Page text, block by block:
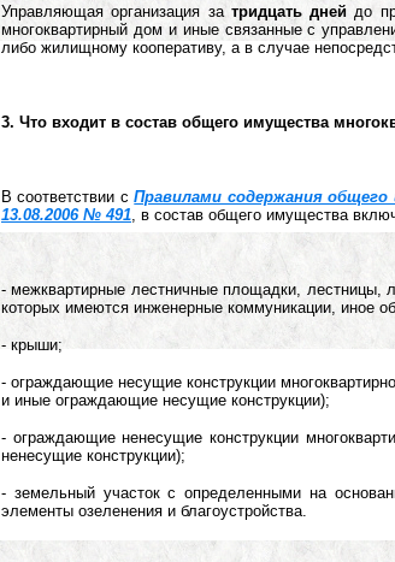
Управляющая организация за тридцать дней до
многоквартирный дом и иные связанные с
либо жилищному кооперативу, а в случае
3. Что входит в состав общего имущества
В соответствии сПравилами содержания
13.08.2006 № 491 , в состав общего имущества
- межквартирные лестничные площадки, лестницы,
которых имеются инженерные коммуникации, иное
- крыши;
- ограждающие несущие конструкции
и иные ограждающие несущие конструкции);
- ограждающие ненесущие конструкции
ненесущие конструкции);
- земельный участок с определенными на
элементы озеленения и благоустройства.